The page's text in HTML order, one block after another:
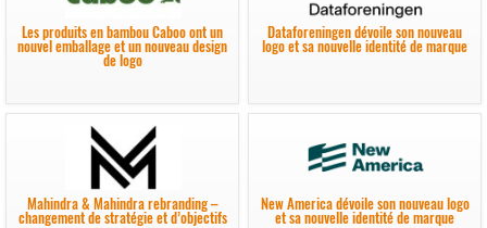
Les produits en bambou Caboo ont un
nouvel emballage et un nouveau design
de logo
Dataforeningen dévoile son nouveau
logo et sa nouvelle identité de marque
Mahindra & Mahindra rebranding –
changement de stratégie et d’objectifs
New America dévoile son nouveau logo
et sa nouvelle identité de marque